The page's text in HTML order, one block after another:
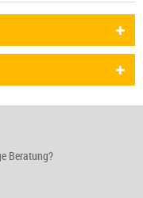
Beratung?